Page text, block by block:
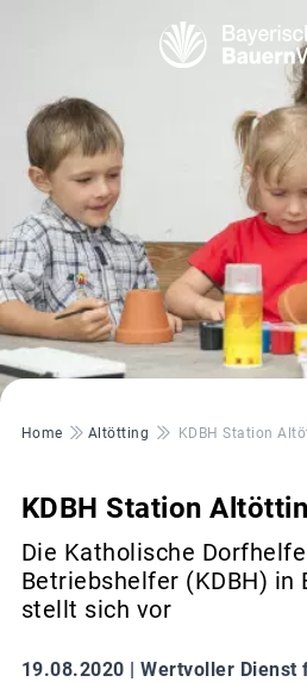
Pfadnavigation
Home Altötting KDBH Station
KDBH Station
Die Katholische
Betriebshelfer (KDBH) in
stellt sich vor
19.08.2020 | Wertvoller Dienst